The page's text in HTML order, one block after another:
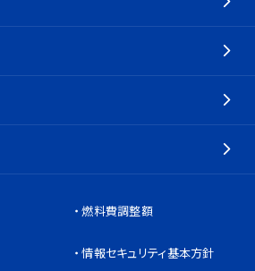
燃料費調整額
情報セキュリティ基本方針